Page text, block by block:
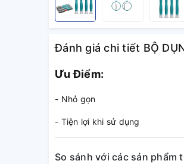
Đánh giá chi tiết BỘ
Ưu Điểm:
- Nhỏ gọn
- Tiện lợi khi sử dụng
So sánh với các sản phẩm